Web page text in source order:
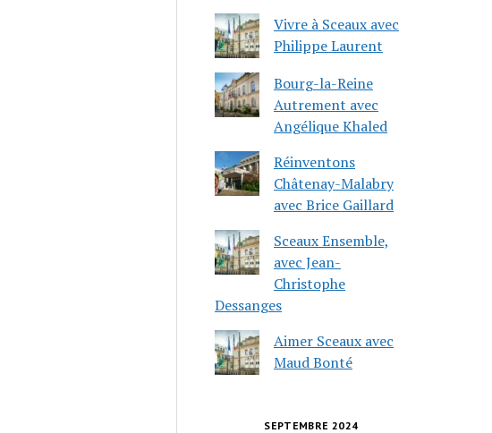
Vivre à Sceaux avec
Philippe Laurent
Bourg-la-Reine
Autrement avec
Angélique Khaled
Réinventons
Châtenay-Malabry
avec Brice Gaillard
Sceaux Ensemble,
avec Jean-
Christophe
Dessanges
Aimer Sceaux avec
Maud Bonté
SEPTEMBRE 2024